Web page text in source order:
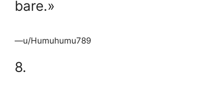
bare.»
—u/Humuhumu789
8.